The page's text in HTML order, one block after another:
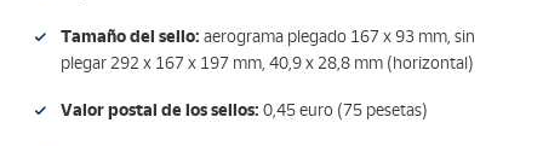
Tamaño del sello: aerograma plegado 167 x 93 mm, sin
plegar 292 x 167 x 197 mm, 40,9 x 28,8 mm (horizontal)
Valor postal de los sellos: 0,45 euro (75 pesetas)